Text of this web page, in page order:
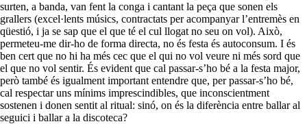
surten, a banda, van fent la conga i cantant la peça que sonen els
grallers (excel·lents músics, contractats per acompanyar l’entremès en
qüestió, i ja se sap que el que té el cul llogat no seu on vol). Això,
permeteu-me dir-ho de forma directa, no és festa és autoconsum. I és
ben cert que no hi ha més cec que el qui no vol veure ni més sord que
el que no vol sentir. És evident que cal passar-s’ho bé a la festa major,
però també és igualment important entendre que, per passar-s’ho bé,
cal respectar uns mínims imprescindibles, que inconscientment
sostenen i donen sentit al ritual: sinó, on és la diferència entre ballar al
seguici i ballar a la discoteca?